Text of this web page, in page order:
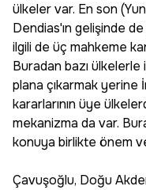
ülkeler var. En son
Dendias'ın gelişinde
ilgili de üç mahkeme
Buradan bazı ülkelerle
plana çıkarmak yerine
kararlarının üye
mekanizma da var.
konuya birlikte önem
Çavuşoğlu, Doğu